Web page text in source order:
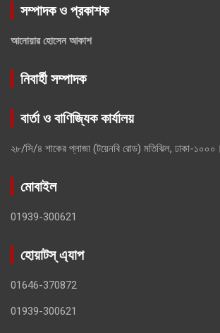
সম্পাদক ও প্রকাশক
আনোয়ার হোসেন আকাশ
নিবার্হী সম্পাদক
বার্তা ও বাণিজ্যিক কার্যালয়
২৮/সি/৪ শাকের প্লাজা (টয়েনবি রোড) মতিঝিল, ঢাকা-১০০০।
মোবাইল
01939-300621
হোয়াটস্ এ্যাপ
01646-370872
01939-300621